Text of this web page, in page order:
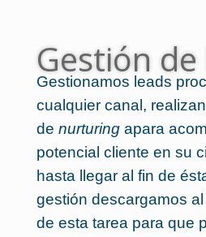
Gestión
Gestionamos leads
cualquier canal,
de nurturing apara
potencial cliente en su
hasta llegar al fin de
gestión descargamos
de esta tarea para que